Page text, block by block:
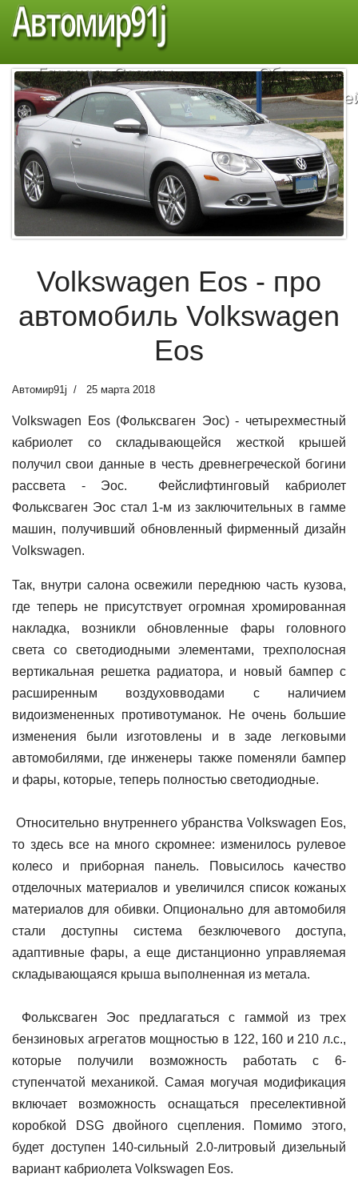
Автомир91j
Главная
Советы
автомобилистам
Обзор
Volkswagen Eos - про
автомобиль Volkswagen
Eos
Автомир91j 25 марта 2018
Volkswagen Eos (Фольксваген Эос) - четырехместный
кабриолет со складывающейся жесткой крышей
получил свои данные в честь древнегреческой богини
рассвета - Эос.
Фейслифтинговый кабриолет
Фольксваген Эос стал 1-м из заключительных в гамме
машин, получивший обновленный фирменный дизайн
Volkswagen.
Так, внутри салона освежили переднюю часть кузова,
где теперь не присутствует огромная хромированная
накладка, возникли обновленные фары головного
света со светодиодными элементами, трехполосная
вертикальная решетка радиатора, и новый бампер с
расширенным воздуховводами с наличием
видоизмененных противотуманок. Не очень большие
изменения были изготовлены и в заде легковыми
автомобилями, где инженеры также поменяли бампер
и фары, которые, теперь полностью светодиодные.
Относительно внутреннего убранства Volkswagen Eos,
то здесь все на много скромнее: изменилось рулевое
колесо и приборная панель. Повысилось качество
отделочных материалов и увеличился список кожаных
материалов для обивки. Опционально для автомобиля
стали доступны система безключевого доступа,
адаптивные фары, а еще дистанционно управляемая
складывающаяся крыша выполненная из метала.
Фольксваген Эос предлагаться с гаммой из трех
бензиновых агрегатов мощностью в 122, 160 и 210 л.с.,
которые получили возможность работать с 6-
ступенчатой механикой. Самая могучая модификация
включает возможность оснащаться преселективной
коробкой DSG двойного сцепления. Помимо этого,
будет доступен 140-сильный 2.0-литровый дизельный
вариант кабриолета Volkswagen Eos.